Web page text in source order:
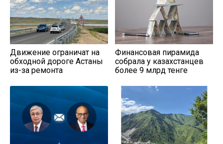
Движение ограничат на
обходной дороге Астаны
из-за ремонта
Финансовая пирамида
собрала у казахстанцев
более 9 млрд тенге